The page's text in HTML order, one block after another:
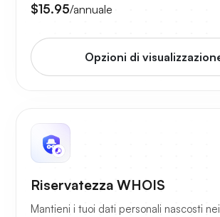
$15.95/annuale
Opzioni di
Riservatezza WHOIS
Mantieni i tuoi dati personali nascosti